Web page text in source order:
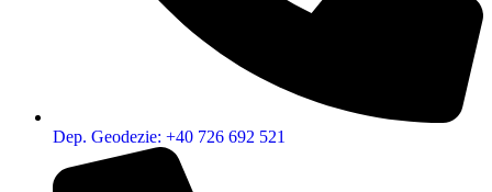
Dep. Geodezie: +40 726 692 521